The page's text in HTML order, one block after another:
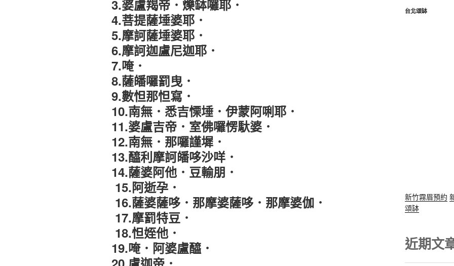
3.婆盧羯帝 ． 爍缽囉耶．
4.菩提薩埵婆耶．
5.摩訶薩埵婆耶．
6.摩訶迦盧尼迦耶．
7.唵．
8.薩皤囉罰曳．
9.數怛那怛寫．
10.南無 ． 悉吉慄埵 ． 伊蒙阿唎耶．
11.婆盧吉帝 ． 室佛囉愣馱婆．
12.南無 ． 那囉謹墀．
13.醯利摩訶皤哆沙咩．
14.薩婆阿他 ． 豆輸朋 ．
15.阿逝孕 ．
16.薩婆薩哆 ． 那摩婆薩哆 ． 那摩婆伽 ．
17.摩罰特豆．
18.怛姪他．
19.唵． 阿婆盧醯．
台北頌缽
新竹霧眉預約
頌缽
近期文